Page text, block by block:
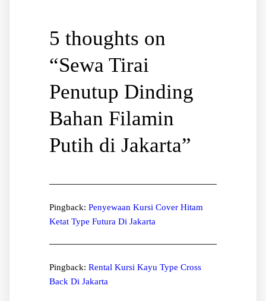
5 thoughts on
“Sewa Tirai
Penutup Dinding
Bahan Filamin
Putih di Jakarta”
Pingback: Penyewaan Kursi Cover Hitam
Ketat Type Futura Di Jakarta
Pingback: Rental Kursi Kayu Type Cross
Back Di Jakarta